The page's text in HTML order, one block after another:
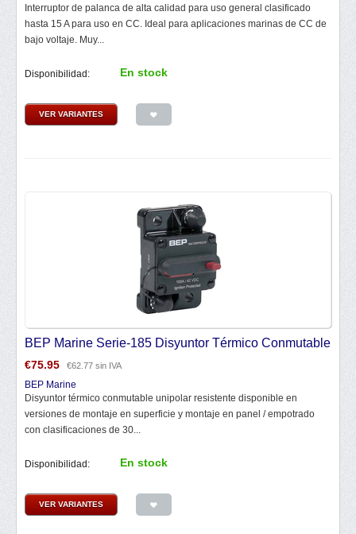
Interruptor de palanca de alta calidad para uso general clasificado
hasta 15 A para uso en CC. Ideal para aplicaciones marinas de CC de
bajo voltaje. Muy...
Disponibilidad: En stock
VER VARIANTES
BEP Marine Serie-185 Disyuntor Térmico Conmutable
€75.95 €62.77 sin IVA
BEP Marine
Disyuntor térmico conmutable unipolar resistente disponible en
versiones de montaje en superficie y montaje en panel / empotrado
con clasificaciones de 30...
Disponibilidad: En stock
VER VARIANTES